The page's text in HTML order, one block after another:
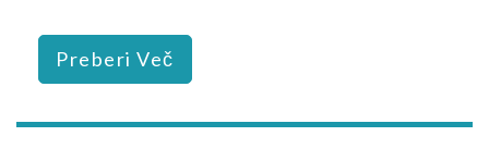
Preberi Več